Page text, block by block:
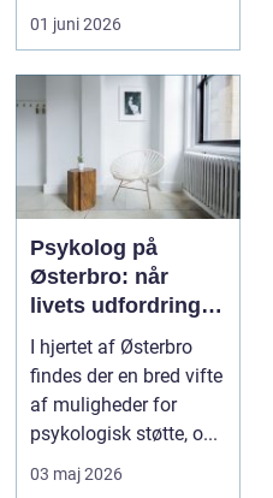
eller hoved uden at få
d...
01 juni 2026
Psykolog på
Østerbro: når
livets udfordringer
kræver
professionel støtte
I hjertet af Østerbro
findes der en bred vifte
af muligheder for
psykologisk støtte, o...
03 maj 2026